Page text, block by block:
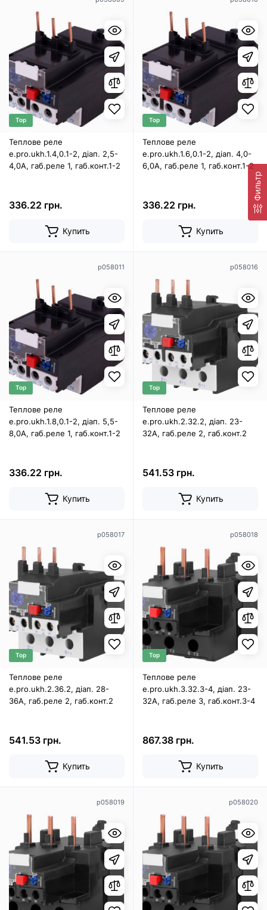
Фильтр
Top
Теплове реле
e.pro.ukh.1.4,0.1-2, діап. 2,5-
4,0А, габ.реле 1, габ.конт.1-2
336.22 грн.
Купить
Top
Теплове реле
e.pro.ukh.1.6,0.1-2, діап. 4,0-
6,0А, габ.реле 1, габ.конт.1-2
336.22 грн.
Купить
p058011
Top
Теплове реле
e.pro.ukh.1.8,0.1-2, діап. 5,5-
8,0А, габ.реле 1, габ.конт.1-2
336.22 грн.
Купить
p058016
Top
Теплове реле
e.pro.ukh.2.32.2, діап. 23-
32А, габ.реле 2, габ.конт.2
541.53 грн.
Купить
p058017
Top
Теплове реле
e.pro.ukh.2.36.2, діап. 28-
36А, габ.реле 2, габ.конт.2
541.53 грн.
Купить
p058018
Top
Теплове реле
e.pro.ukh.3.32.3-4, діап. 23-
32А, габ.реле 3, габ.конт.3-4
867.38 грн.
Купить
p058019 p058020